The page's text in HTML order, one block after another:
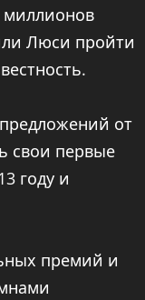
миллионов
Люси пройти
от
свои первые
году и
премий и